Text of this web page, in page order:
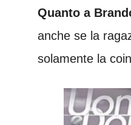
Quanto a
anche se la
solamente la